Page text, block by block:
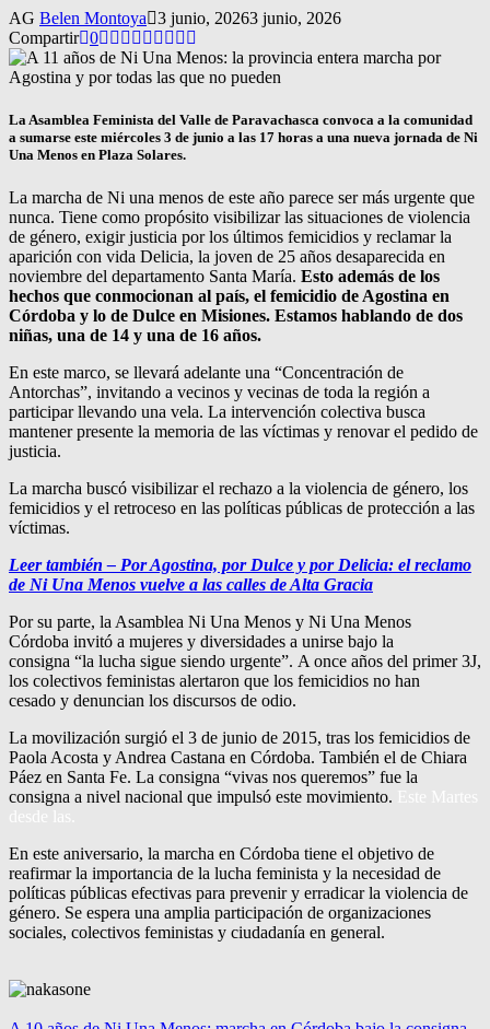
AG Belen Montoya 3 junio, 20263 junio, 2026
Compartir 0
La Asamblea Feminista del Valle de Paravachasca convoca a la comunidad
a sumarse este miércoles 3 de junio a las 17 horas a una nueva jornada de Ni
Una Menos en Plaza Solares.
La marcha de Ni una menos de este año parece ser más urgente que
nunca. Tiene como propósito visibilizar las situaciones de violencia
de género, exigir justicia por los últimos femicidios y reclamar la
aparición con vida Delicia, la joven de 25 años desaparecida en
noviembre del departamento Santa María. Esto además de los
hechos que conmocionan al país, el femicidio de Agostina en
Córdoba y lo de Dulce en Misiones. Estamos hablando de dos
niñas, una de 14 y una de 16 años.
En este marco, se llevará adelante una “Concentración de
Antorchas”, invitando a vecinos y vecinas de toda la región a
participar llevando una vela. La intervención colectiva busca
mantener presente la memoria de las víctimas y renovar el pedido de
justicia.
La marcha buscó visibilizar el rechazo a la violencia de género, los
femicidios y el retroceso en las políticas públicas de protección a las
víctimas.
Leer también – Por Agostina, por Dulce y por Delicia: el reclamo
de Ni Una Menos vuelve a las calles de Alta Gracia
Por su parte, la Asamblea Ni Una Menos y Ni Una Menos
Córdoba invitó a mujeres y diversidades a unirse bajo la
consigna “la lucha sigue siendo urgente”. A once años del primer 3J,
los colectivos feministas alertaron que los femicidios no han
cesado y denuncian los discursos de odio.
La movilización surgió el 3 de junio de 2015, tras los femicidios de
Paola Acosta y Andrea Castana en Córdoba. También el de Chiara
Páez en Santa Fe. La consigna “vivas nos queremos” fue la
consigna a nivel nacional que impulsó este movimiento.
En este aniversario, la marcha en Córdoba tiene el objetivo de
reafirmar la importancia de la lucha feminista y la necesidad de
políticas públicas efectivas para prevenir y erradicar la violencia de
género. Se espera una amplia participación de organizaciones
sociales, colectivos feministas y ciudadanía en general.